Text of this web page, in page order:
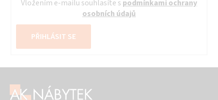
Vložením e-mailu souhlasíte s podmínkami ochrany
osobních údajů
PŘIHLÁSIT SE